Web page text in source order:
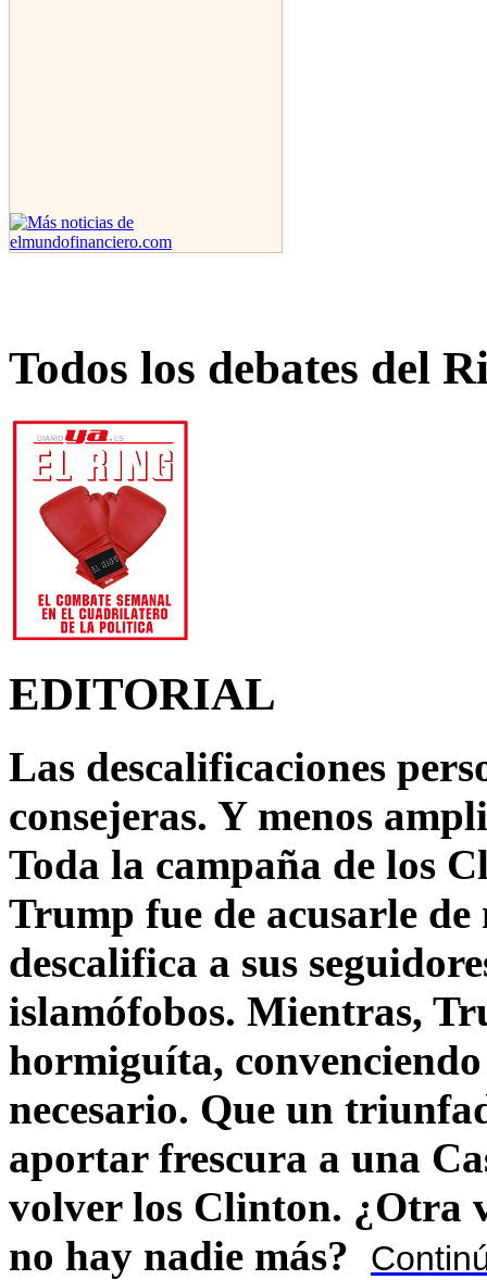
Todos los debates del
EDITORIAL
Las descalificaciones
consejeras. Y menos
Toda la campaña de los
Trump fue de acusarle
descalifica a sus
islamófobos. Mientras,
hormiguíta,
necesario. Que un
aportar frescura a una
volver los Clinton. ¿Otra
no hay nadie más?